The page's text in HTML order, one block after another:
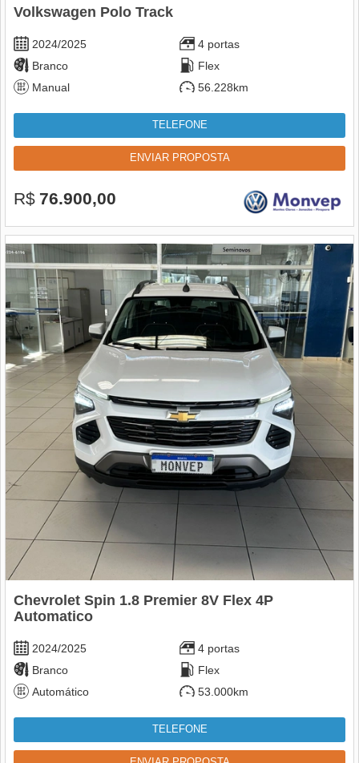
Volkswagen Polo Track
2024/2025
4 portas
Branco
Flex
Manual
56.228km
TELEFONE
ENVIAR PROPOSTA
R$ 76.900,00
Chevrolet Spin 1.8 Premier 8V Flex 4P
Automatico
2024/2025
4 portas
Branco
Flex
Automático
53.000km
TELEFONE